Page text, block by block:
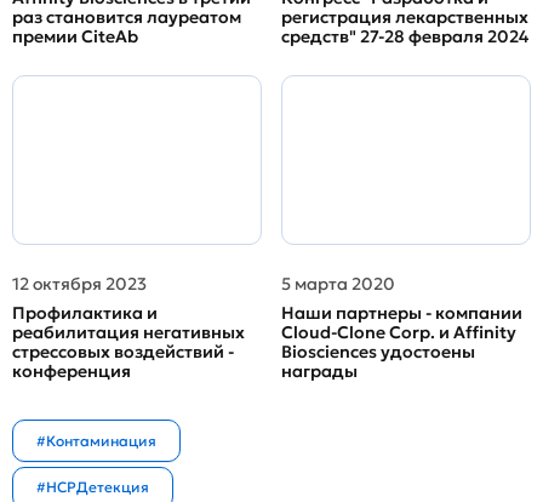
раз становится лауреатом
премии CiteAb
регистрация лекарственных
средств" 27-28 февраля 2024
12 октября 2023
Профилактика и
реабилитация негативных
стрессовых воздействий -
конференция
5 марта 2020
Наши партнеры - компании
Cloud-Clone Corp. и Affinity
Biosciences удостоены
награды
#Контаминация
#HCPДетекция